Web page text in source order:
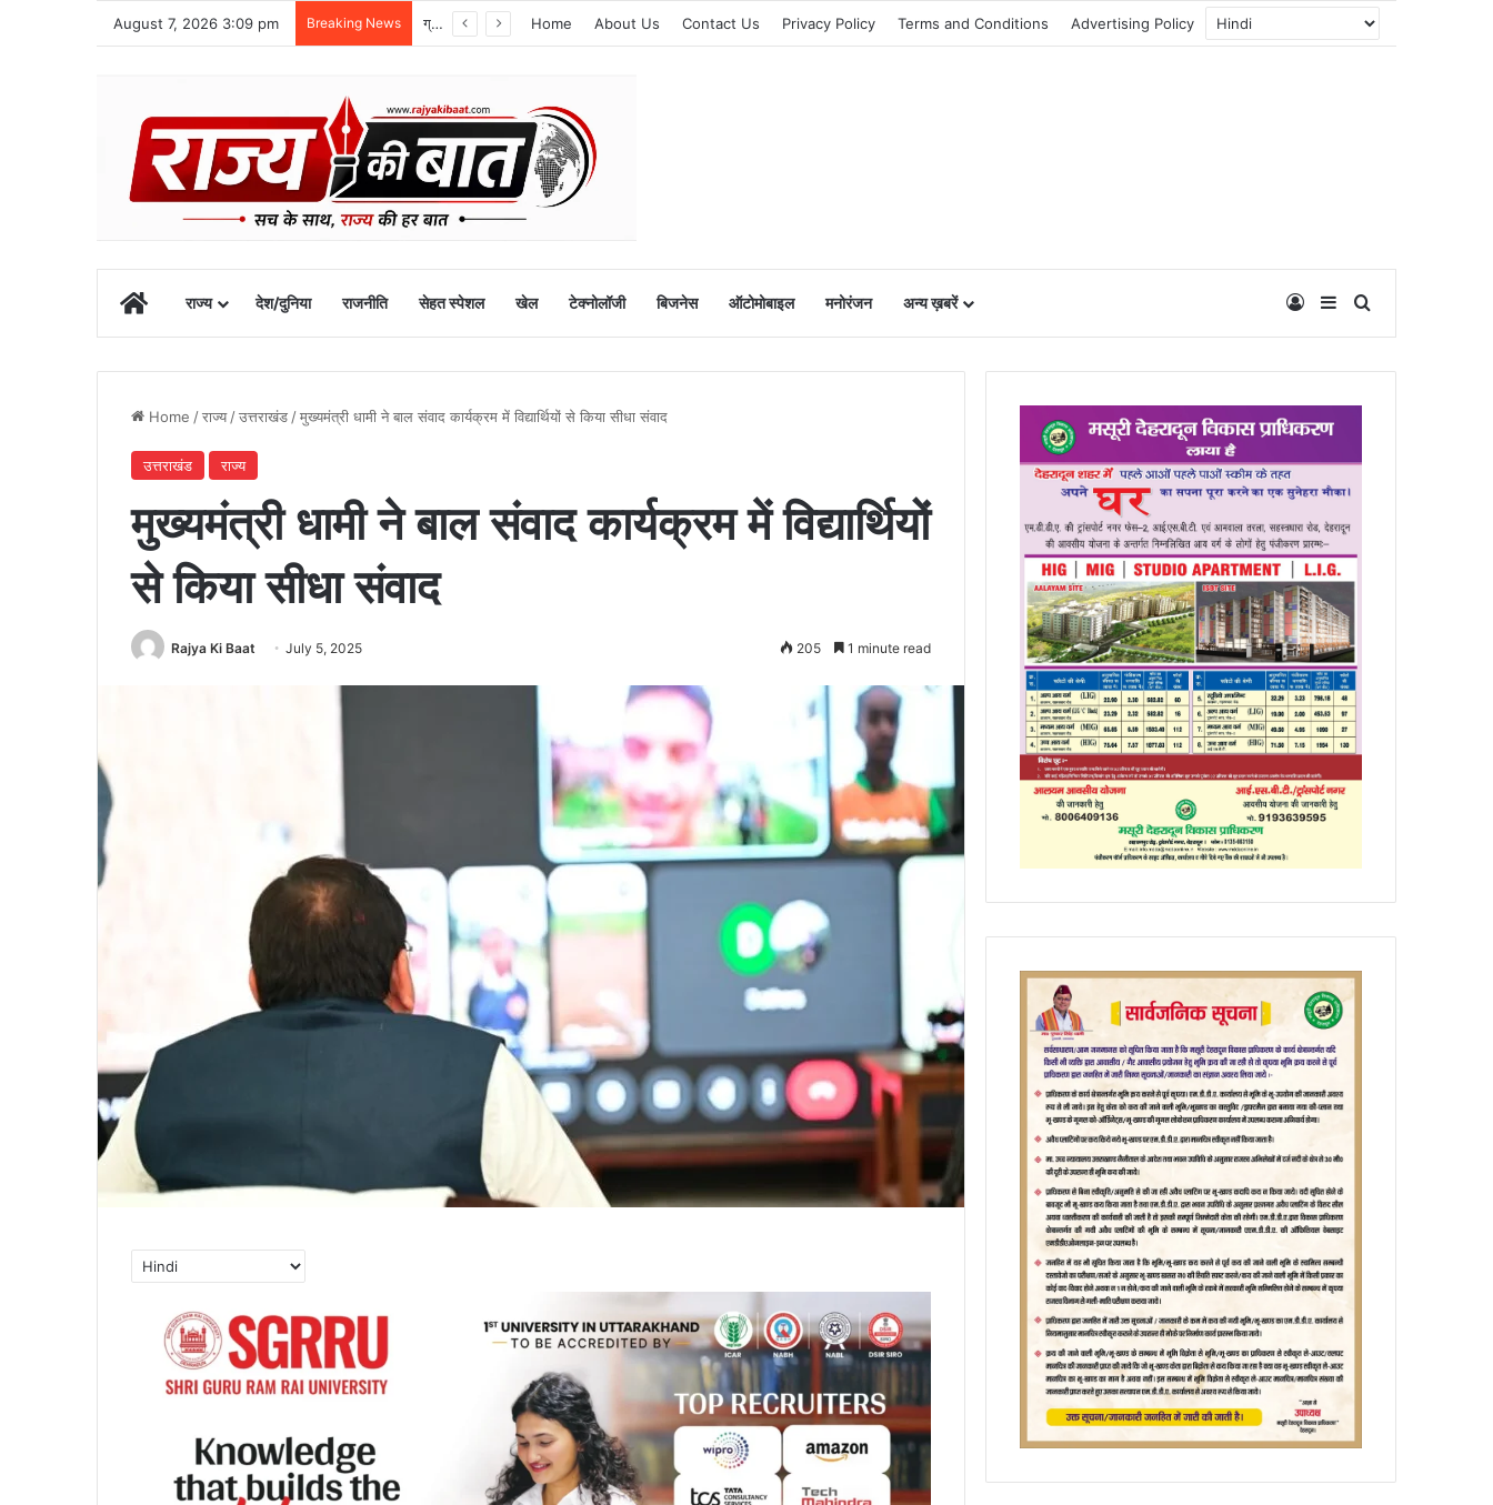
August 7, 2026 3:09 pm Breaking News ग्राफिक एरा को बड़ी सफलता, एनएमसी ने 250 एमबीबीएस सीटों को दी मंजूरी Home About Us Contact Us Privacy Policy Terms and Conditions Advertising Policy
Homeराज्य देश/दुनिया राजनीति सेहत स्पेशल खेल टेक्नोलॉजी बिजनेस ऑटोमोबाइल मनोरंजन अन्य ख़बरें Log InSidebar
Home /राज्य /उत्तराखंड /मुख्यमंत्री धामी ने बाल संवाद कार्यक्रम में विद्यार्थियों से किया सीधा संवाद
उत्तराखंड राज्य
मुख्यमंत्री धामी ने बाल संवाद कार्यक्रम में विद्यार्थियों
से किया सीधा संवाद
Rajya Ki Baat July 5, 2025 205 1 minute read